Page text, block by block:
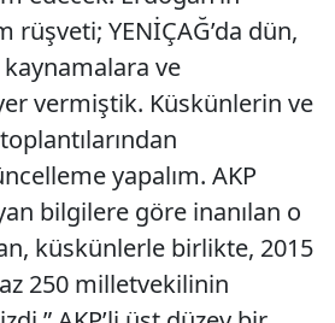
rüşveti; YENİÇAĞ’da dün,
ve
vermiştik. Küskünlerin ve
yapalım. AKP
bilgilere göre inanılan o
küskünlerle birlikte, 2015
250 milletvekilinin